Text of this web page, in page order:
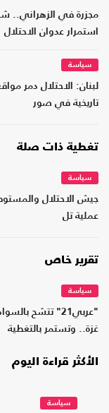
مجزرة في الزهراني..
استمرار عدوان الاحتلال
سياسة
لبنان: الاحتلال دمر
تاريخية في صور
تغطية ذات صلة
سياسة
جيش الاحتلال
عملية تل
تقرير خاص
سياسة
"عربي21" تتشح
غزة.. وتستمر بالتغطية
الأكثر قراءة اليوم
سياسة